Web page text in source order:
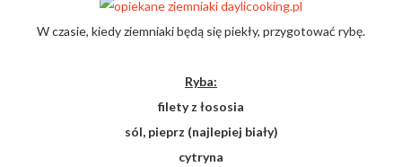
W czasie, kiedy ziemniaki będą się piekły, przygotować rybę.
Ryba:
filety z łososia
sól, pieprz (najlepiej biały)
cytryna